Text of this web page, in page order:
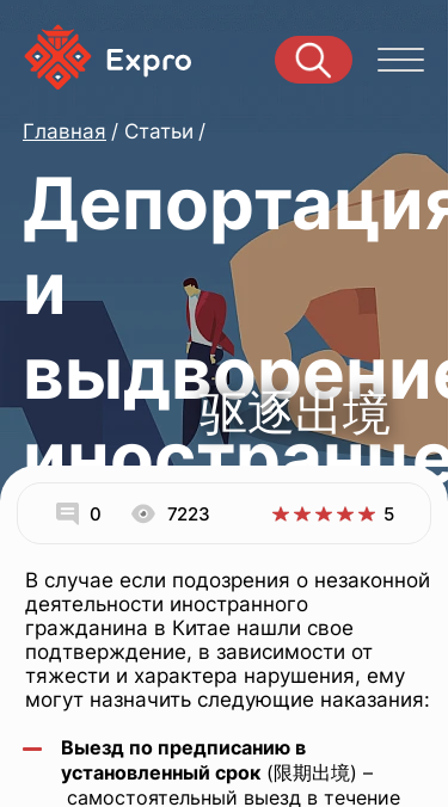
驱逐出境
Главная Статьи
Депортация
и
выдворение
из Китая:
чем
отличаются
0 7223 5
В случае если подозрения о незаконной
деятельности иностранного
гражданина в Китае нашли свое
подтверждение, в зависимости от
тяжести и характера нарушения, ему
могут назначить следующие наказания:
Выезд по предписанию в
установленный срок (限期出境) –
самостоятельный выезд в течение